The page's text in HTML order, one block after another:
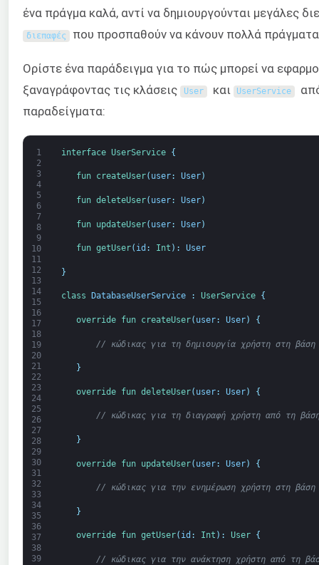
ένα πράγμα καλά, αντί να δημιουργούνται μεγάλες
διεπαφές που προσπαθούν να κάνουν πολλά
Ορίστε ένα παράδειγμα για το πώς μπορεί να
ξαναγράφοντας τις κλάσεις
User και UserService
παραδείγματα:
1
2
3
4
5
6
7
8
9
10
11
12
13
14
15
16
17
18
19
20
21
22
23
24
25
26
27
28
29
30
31
32
33
34
35
36
37
38
39
interface UserService {
fun createUser( user: User)
fun deleteUser( user: User)
fun updateUser( user: User)
fun getUser( id : Int ) : User
}
class DatabaseUserService : UserService {
override fun createUser( user: User) {
// κώδικας για τη δημιουργία χρήστη στη βάση
}
override fun deleteUser( user: User) {
// κώδικας για τη διαγραφή χρήστη από τη
}
override fun updateUser( user: User) {
// κώδικας για την ενημέρωση χρήστη στη βάση
}
override fun getUser( id : Int ) : User {
// κώδικας για την ανάκτηση χρήστη από τη